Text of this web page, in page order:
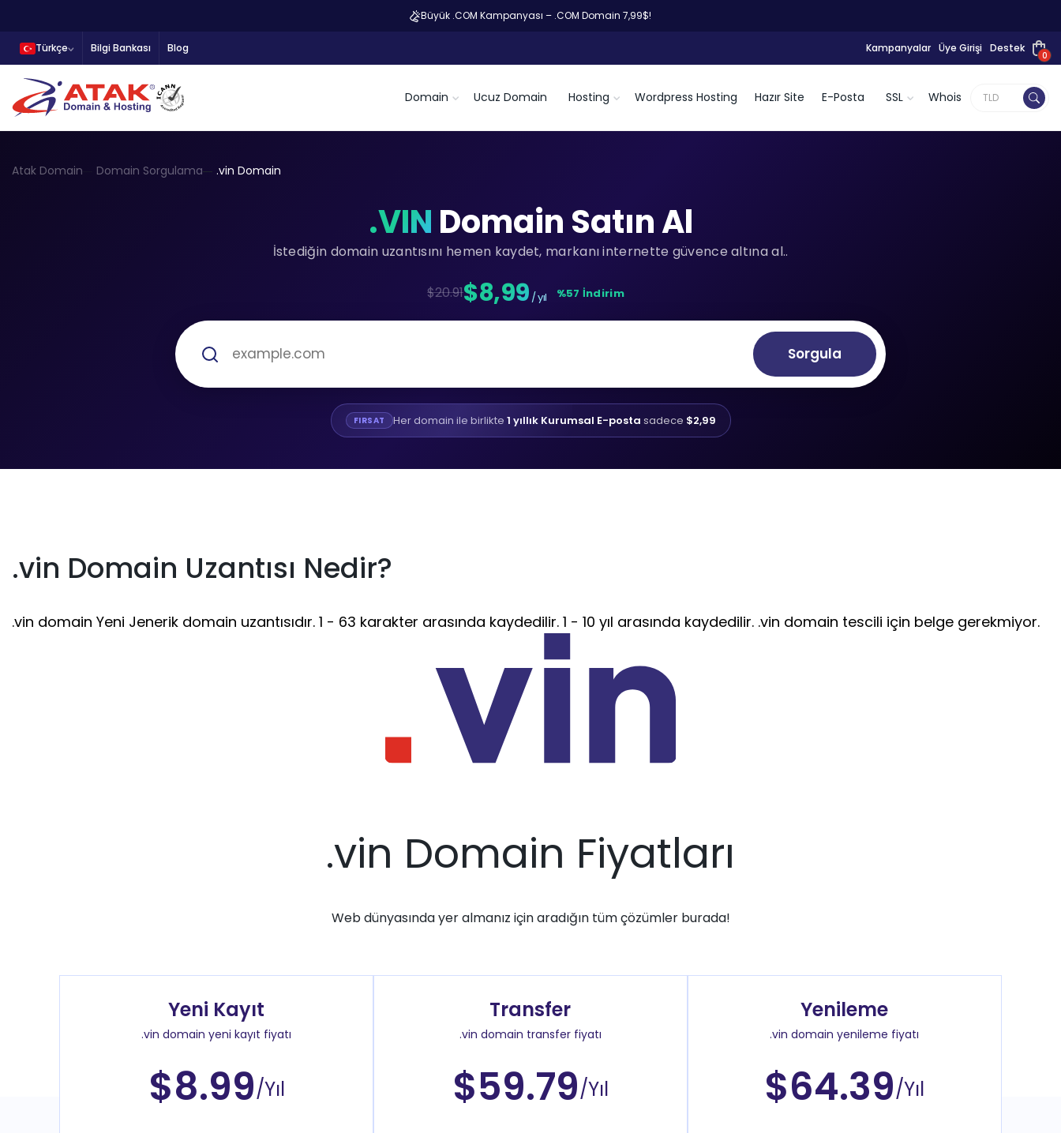
Büyük .COM Kampanyası – .COM Domain 7,99$!
Türkçe Bilgi Bankası Blog Kampanyalar Üye Girişi Destek
0
Domain Ucuz Domain Hosting Wordpress Hosting Hazır Site E-Posta SSL Whois
Atak Domain Domain Sorgulama .vin Domain
.VIN Domain Satın Al
İstediğin domain uzantısını hemen kaydet, markanı internette güvence altına al..
$20.91$8,99 / yıl %57 İndirim
Sorgula
FIRSAT Her domain ile birlikte 1 yıllık Kurumsal E-posta sadece $2,99
.vin Domain Uzantısı Nedir?
.vin domain Yeni Jenerik domain uzantısıdır. 1 - 63 karakter arasında kaydedilir. 1 - 10 yıl arasında kaydedilir. .vin domain tescili için belge gerekmiyor.
.vin Domain Fiyatları
Web dünyasında yer almanız için aradığın tüm çözümler burada!
Yeni Kayıt
.vin domain yeni kayıt fiyatı
$8.99/Yıl
Transfer
.vin domain transfer fiyatı
$59.79/Yıl
Yenileme
.vin domain yenileme fiyatı
$64.39/Yıl